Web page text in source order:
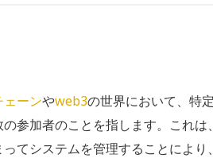
ェーンやweb3の世界において、特
参加者のことを指します。これは
てシステムを管理することにより